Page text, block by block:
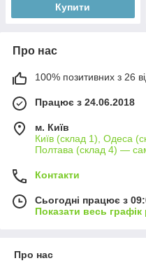
Купити
Про нас
100% позитивних з 26
Працює з 24.06.2018
м. Київ
Київ (склад 1), Одеса
Полтава (склад 4) —
Контакти
Сьогодні працює з
Показати весь графік
Про нас